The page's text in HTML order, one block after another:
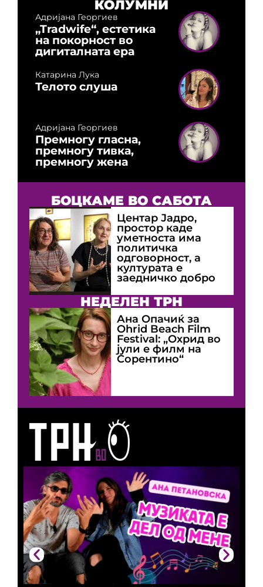
КОЛУМНИ
Адријана Георгиев
„Tradwife“, естетика
на покорност во
дигиталната ера
Катарина Лука
Телото слуша
Адријана Георгиев
Премногу гласна,
премногу тивка,
премногу жена
БОЦКАМЕ ВО САБОТА
Центар Јадро,
простор каде
уметноста има
политичка
одговорност, а
културата е
заедничко добро
НЕДЕЛЕН ТРН
Ана Опачиќ за
Оhrid Beach Film
Festival: „Охрид во
јули е филм на
Сорентино“